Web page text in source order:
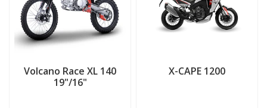
Volcano Race XL 140
19"/16"
X-CAPE 1200